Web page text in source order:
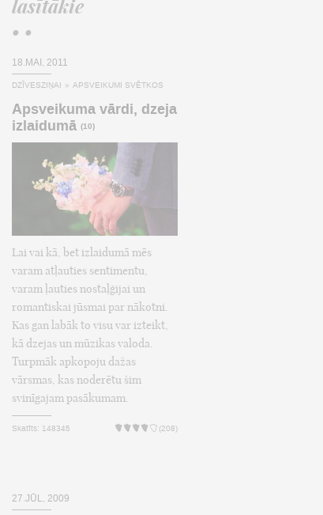
lasītākie
• •
18.MAI, 2011
DZĪVESZIŅAI » APSVEIKUMI SVĒTKOS
Apsveikuma vārdi, dzeja
izlaidumā (10)
Lai vai kā, bet izlaidumā mēs
varam atļauties sentimentu,
varam ļauties nostaļģijai un
romantiskai jūsmai par nākotni.
Kas gan labāk to visu var izteikt,
kā dzejas un mūzikas valoda.
Turpmāk apkopoju dažas
vārsmas, kas noderētu šim
svinīgajam pasākumam.
Skatīts: 148345 (208)
27.JŪL, 2009